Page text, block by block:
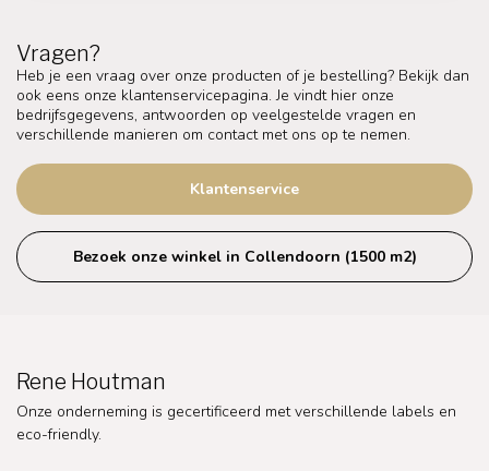
Vragen?
Heb je een vraag over onze producten of je bestelling? Bekijk dan
ook eens onze klantenservicepagina. Je vindt hier onze
bedrijfsgegevens, antwoorden op veelgestelde vragen en
verschillende manieren om contact met ons op te nemen.
Klantenservice
Bezoek onze winkel in Collendoorn (1500 m2)
Rene Houtman
Onze onderneming is gecertificeerd met verschillende labels en
eco-friendly.